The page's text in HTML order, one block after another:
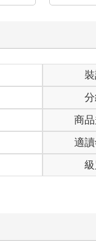
商
適
級